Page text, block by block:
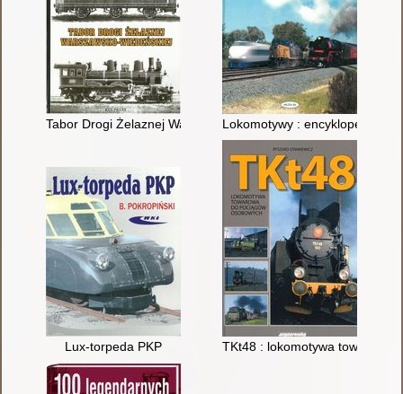
Tabor Drogi Żelaznej Warszawsko-Wiedeńskiej
Lokomotywy : encyklopedia :
Lux-torpeda PKP TKt48 : lokomotywa towarowa